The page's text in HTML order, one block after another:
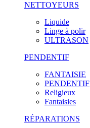
NETTOYEURS
Liquide
Linge à polir
ULTRASON
PENDENTIF
FANTAISIE
PENDENTIF
Religieux
Fantaisies
RÉPARATIONS